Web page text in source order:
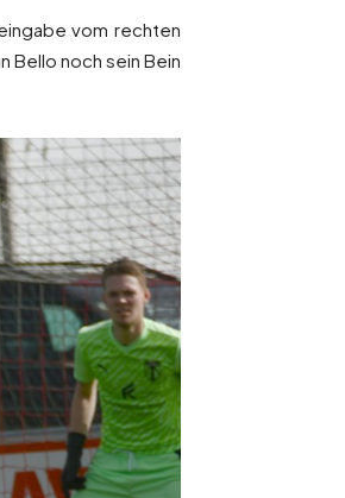
vom rechten
Bello noch sein Bein